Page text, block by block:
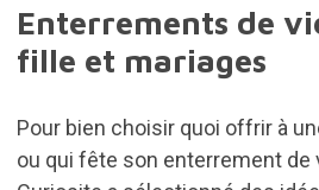
Enterrements de
fille et mariages
Pour bien choisir quoi offrir à
ou qui fête son enterrement de